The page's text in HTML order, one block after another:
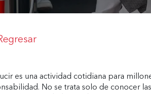
es una actividad cotidiana para
No se trata solo de conocer las